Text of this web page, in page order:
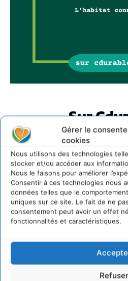
Gérer le
cookies
Nous utilisons des technologies
stocker et/ou accéder aux
Nous le faisons pour améliorer
Consentir à ces technologies nous
données telles que le
uniques sur ce site. Le fait de ne
consentement peut avoir un effet
fonctionnalités et caractéristiques.
Refuser
Sur
Comment le sol français a
hydrique et déréglé tout le
2 août 2026
Développer notre attention
non humaines avec les
30 juillet 2026
Un kit citoyen pour lever les
développement des forêts
29 juillet 2026
L’éco-anxiété informe et